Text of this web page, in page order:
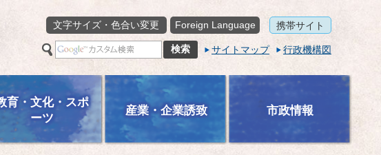
文字サイズ・色合い変更
Foreign Language 携帯サイト
サイトマップ 行政機構図
育・文化・スポ
ーツ
産業・企業誘致 市政情報